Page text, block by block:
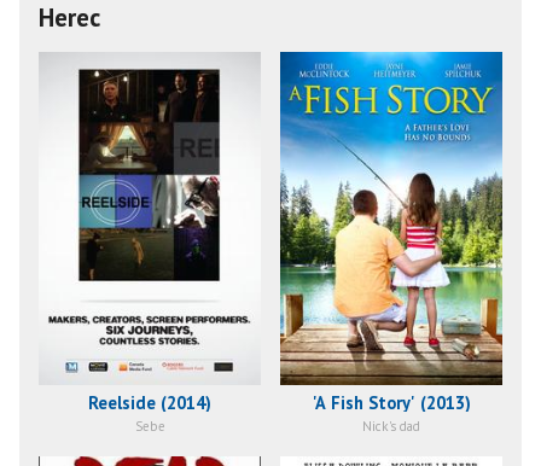
Herec
Reelside (2014)
Sebe
'A Fish Story' (2013)
Nick's dad